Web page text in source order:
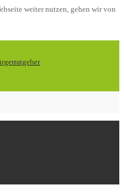
weiter nutzen, gehen wir von